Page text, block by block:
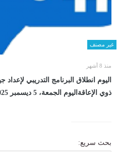
غير مصنف
منذ 8 أشهر
اليوم انطلاق البرنامج التدريبي
ذوي الإعاقةاليوم الجمعة، 5 ديسمبر 2025 06:52 مـ
بحث سريع: